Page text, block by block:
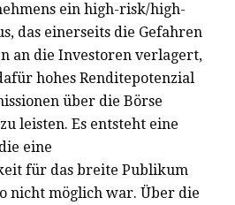
ein high-risk/high-
das einerseits die Gefahren
an die Investoren verlagert,
hohes Renditepotenzial
über die Börse
leisten. Es entsteht eine
eine
für das breite Publikum
nicht möglich war. Über die